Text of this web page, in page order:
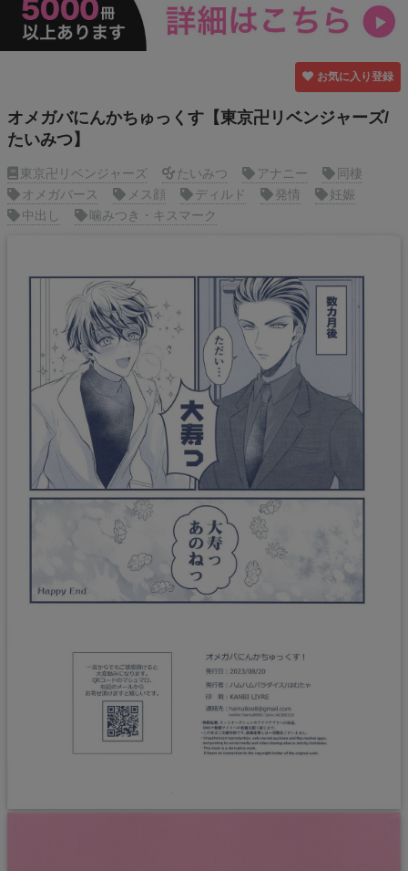
お気に入り登録
オメガバにんかちゅっくす【東京卍リベンジャーズ/
たいみつ】
東京卍リベンジャーズ たいみつ アナニー
同棲
オメガバース
メス顔 ディルド 発情
妊娠
中出し
噛みつき・キスマーク